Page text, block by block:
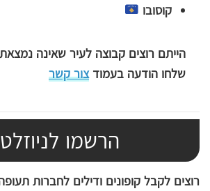
קוסובו
הייתם רוצים קבוצה לעיר שאינה
שלחו הודעה בעמודצור קשר
הרשמו
רוצים לקבל קופונים ודילים לחברות